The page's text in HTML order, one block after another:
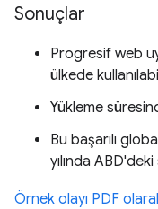
Sonuçlar
Progresif web
ülkede
Yükleme
Bu başarılı
yılında
Örnek olayı PDF